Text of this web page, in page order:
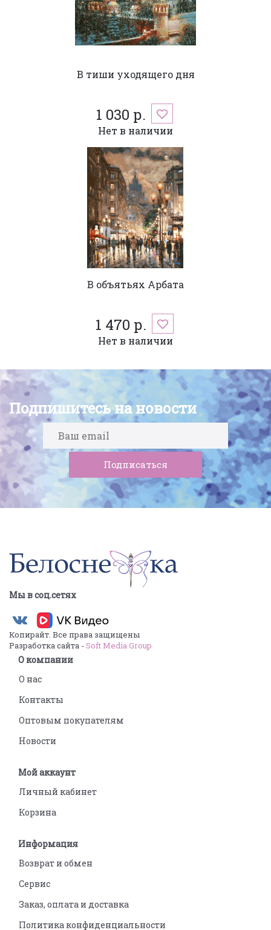
В тиши уходящего дня
1 030 р.
Нет в наличии
В объятьях Арбата
1 470 р.
Нет в наличии
Подпишитесь на новости
Мы в соц.сетях
Копирайт. Все права защищены
Разработка сайта - Soft Media Group
О компании
О нас
Контакты
Оптовым покупателям
Новости
Мой аккаунт
Личный кабинет
Корзина
Информация
Возврат и обмен
Сервис
Заказ, оплата и доставка
Политика конфиденциальности